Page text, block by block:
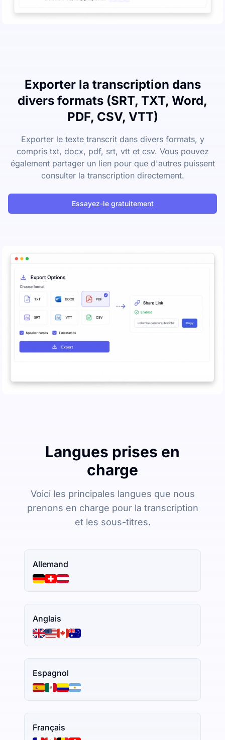
Exporter la transcription dans
divers formats (SRT, TXT, Word,
PDF, CSV, VTT)
Exporter le texte transcrit dans divers formats, y
compris txt, docx, pdf, srt, vtt et csv. Vous pouvez
également partager un lien pour que d'autres puissent
consulter la transcription directement.
Essayez-le gratuitement
Langues prises en
charge
Voici les principales langues que nous
prenons en charge pour la transcription
et les sous-titres.
Allemand
Anglais
Espagnol
Français